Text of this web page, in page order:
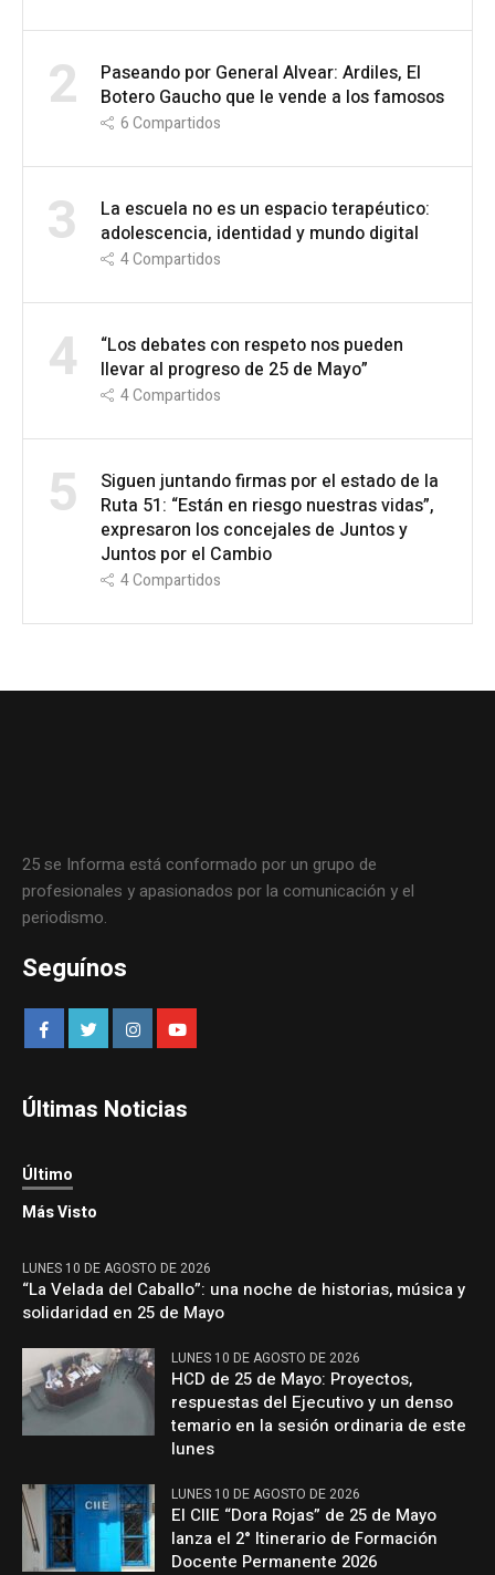
2
Paseando por General Alvear: Ardiles, El
Botero Gaucho que le vende a los famosos
6Compartidos
3
La escuela no es un espacio terapéutico:
adolescencia, identidad y mundo digital
4Compartidos
4
“Los debates con respeto nos pueden
llevar al progreso de 25 de Mayo”
4Compartidos
5
Siguen juntando firmas por el estado de la
Ruta 51: “Están en riesgo nuestras vidas”,
expresaron los concejales de Juntos y
Juntos por el Cambio
4Compartidos
25 se Informa está conformado por un grupo de
profesionales y apasionados por la comunicación y el
periodismo.
Seguínos
Últimas Noticias
Último
Más Visto
LUNES 10 DE AGOSTO DE 2026
“La Velada del Caballo”: una noche de historias, música y
solidaridad en 25 de Mayo
LUNES 10 DE AGOSTO DE 2026
HCD de 25 de Mayo: Proyectos,
respuestas del Ejecutivo y un denso
temario en la sesión ordinaria de este
lunes
LUNES 10 DE AGOSTO DE 2026
El CIIE “Dora Rojas” de 25 de Mayo
lanza el 2° Itinerario de Formación
Docente Permanente 2026